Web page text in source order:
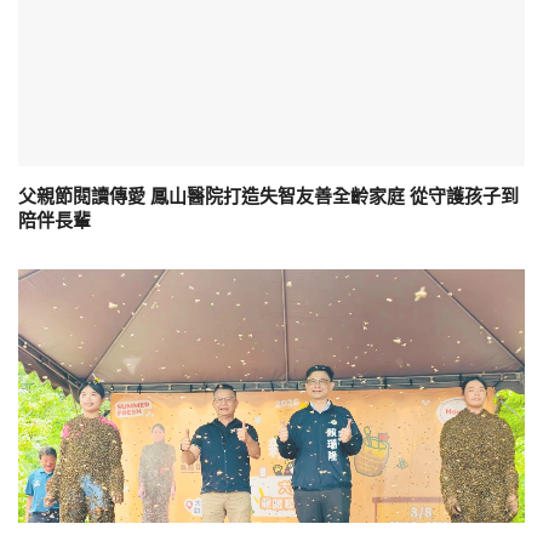
父親節閱讀傳愛 鳳山醫院打造失智友善全齡家庭 從守護孩子到
陪伴長輩